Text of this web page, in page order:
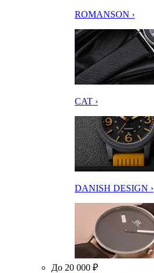
ROMANSON ›
CAT ›
DANISH DESIGN ›
До 20 000 ₽